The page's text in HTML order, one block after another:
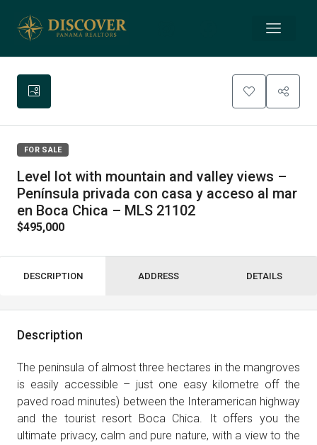
FOR SALE
Level lot with mountain and valley views –
Península privada con casa y acceso al mar
en Boca Chica – MLS 21102
$495,000
DESCRIPTION ADDRESS DETAILS
Description
The peninsula of almost three hectares in the mangroves
is easily accessible – just one easy kilometre off the
paved road minutes) between the Interamerican highway
and the tourist resort Boca Chica. It offers you the
ultimate privacy, calm and pure nature, with a view to the